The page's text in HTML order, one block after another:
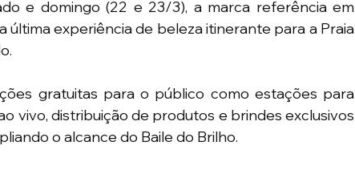
e domingo (22 e 23/3), a marca referência em
última experiência de beleza itinerante para a Praia
gratuitas para o público como estações para
vivo, distribuição de produtos e brindes exclusivos
o alcance do Baile do Brilho.